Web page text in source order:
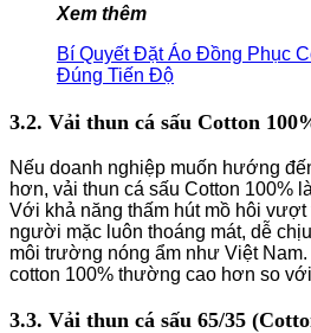
Xem thêm
Bí Quyết Đặt Áo Đồng Phục
Đúng Tiến Độ
3.2. Vải thun cá sấu Cotton
Nếu doanh nghiệp muốn hướng
hơn, vải thun cá sấu Cotton 100%
Với khả năng thấm hút mồ hôi
người mặc luôn thoáng mát, dễ
môi trường nóng ẩm như Việt
cotton 100% thường cao hơn so
3.3. Vải thun cá sấu 65/35